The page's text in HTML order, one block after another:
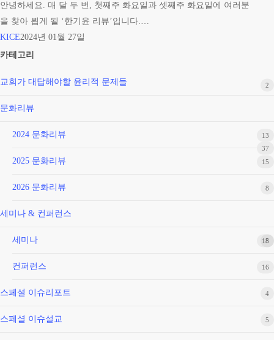
윤
리
뷰
(2
첫
번
안녕하세요. 매 달 두 번, 첫째주 화요일과 셋째주 화요일에 여러분
을 찾아 뵙게 될 ‘한기윤 리뷰’입니다.…
KICE2024년 01월 27일
카테고리
교회가 대답해야할 윤리적 문제들 2
문화리뷰
37
2024 문화리뷰 13
2025 문화리뷰 15
2026 문화리뷰 8
세미나 & 컨퍼런스
18
세미나 5
컨퍼런스 16
스페셜 이슈리포트 4
스페셜 이슈설교 5